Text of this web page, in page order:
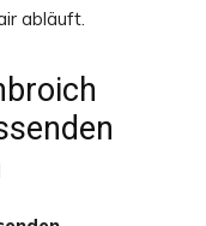
abläuft.